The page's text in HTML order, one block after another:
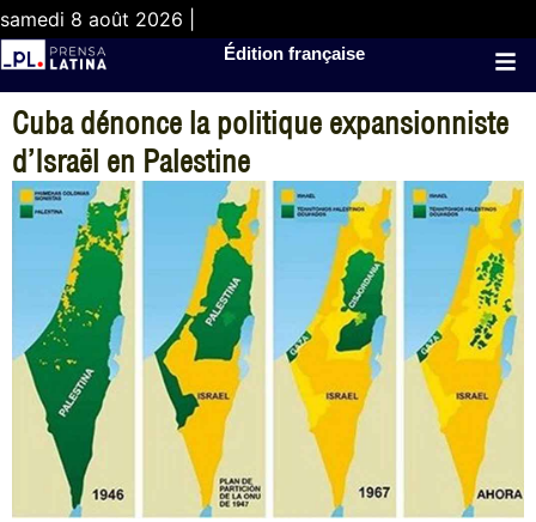
samedi 8 août 2026 |
Édition française
Cuba dénonce la politique expansionniste
d’Israël en Palestine